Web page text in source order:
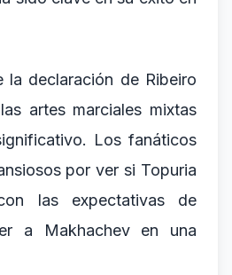
la declaración de Ribeiro
artes marciales mixtas
Los fanáticos
por ver si Topuria
las expectativas de
a Makhachev en una